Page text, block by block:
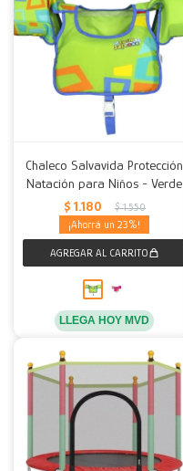
Chaleco Salvavida Protección
Natación para Niños - Verde
$ 1.180 $ 1.550
23
LLEGA HOY MVD